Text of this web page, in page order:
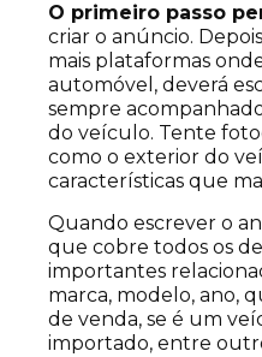
O primeiro passo
criar o anúncio.
mais plataformas
automóvel, deverá
sempre
do veículo. Tente
como o exterior do
características que
Quando escrever o
que cobre todos os
importantes
marca, modelo, ano,
de venda, se é um
importado, entre